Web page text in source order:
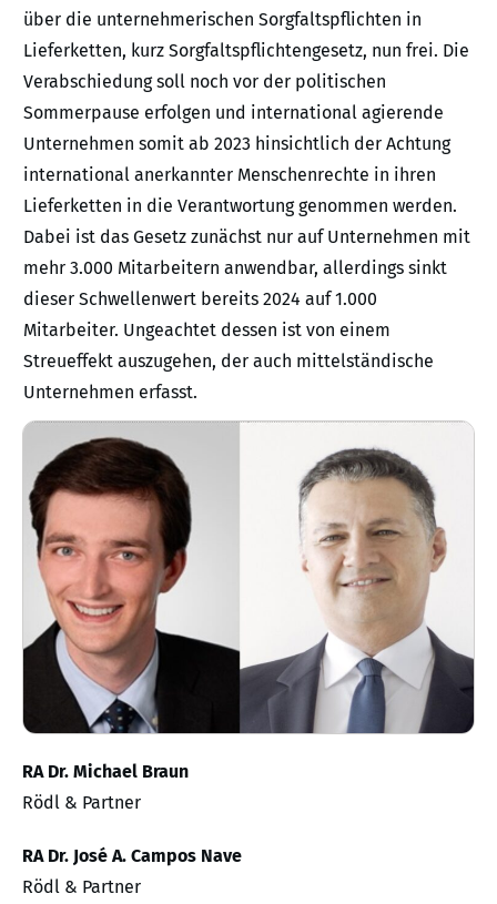
über die unternehmerischen Sorgfaltspflichten in
Lieferketten, kurz Sorgfaltspflichtengesetz, nun frei. Die
Verabschiedung soll noch vor der politischen
Sommerpause erfolgen und international agierende
Unternehmen somit ab 2023 hinsichtlich der Achtung
international anerkannter Menschenrechte in ihren
Lieferketten in die Verantwortung genommen werden.
Dabei ist das Gesetz zunächst nur auf Unternehmen mit
mehr 3.000 Mitarbeitern anwendbar, allerdings sinkt
dieser Schwellenwert bereits 2024 auf 1.000
Mitarbeiter. Ungeachtet dessen ist von einem
Streueffekt auszugehen, der auch mittelständische
Unternehmen erfasst.
RA Dr. Michael Braun
Rödl & Partner
RA Dr. José A. Campos Nave
Rödl & Partner